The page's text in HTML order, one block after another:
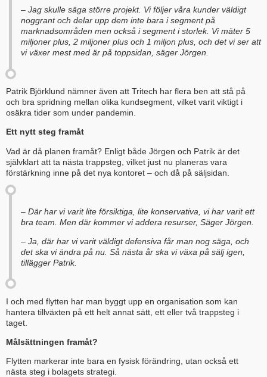
– Jag skulle säga större projekt. Vi följer våra kunder väldigt
noggrant och delar upp dem inte bara i segment på
marknadsområden men också i segment i storlek. Vi mäter 5
miljoner plus, 2 miljoner plus och 1 miljon plus, och det vi ser att
vi växer mest med är på toppsidan, säger Jörgen.
Patrik Björklund nämner även att Tritech har flera ben att stå på
och bra spridning mellan olika kundsegment, vilket varit viktigt i
osäkra tider som under pandemin.
Ett nytt steg framåt
Vad är då planen framåt? Enligt både Jörgen och Patrik är det
självklart att ta nästa trappsteg, vilket just nu planeras vara
förstärkning inne på det nya kontoret – och då på säljsidan.
– Där har vi varit lite försiktiga, lite konservativa, vi har varit ett
bra team. Men där kommer vi addera resurser, Säger Jörgen.
– Ja, där har vi varit väldigt defensiva får man nog säga, och
det ska vi ändra på nu. Så nästa år ska vi växa på sälj igen,
tillägger Patrik.
I och med flytten har man byggt upp en organisation som kan
hantera tillväxten på ett helt annat sätt, ett eller två trappsteg i
taget.
Målsättningen framåt?
Flytten markerar inte bara en fysisk förändring, utan också ett
nästa steg i bolagets strategi.